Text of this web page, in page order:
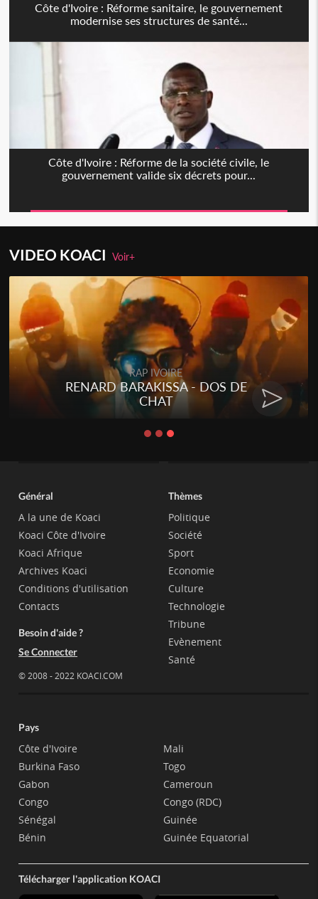
Côte d'Ivoire : Réforme sanitaire, le gouvernement
modernise ses structures de santé...
Côte d'Ivoire : Réforme de la société civile, le
gouvernement valide six décrets pour...
VIDEO KOACIVoir+
RAP IVOIRE
RENARD BARAKISSA - DOS DE
CHAT
Général
A la une de Koaci
Koaci Côte d'Ivoire
Koaci Afrique
Archives Koaci
Conditions d'utilisation
Contacts
Besoin d'aide ?
Se Connecter
© 2008 - 2022 KOACI.COM
Thèmes
Politique
Société
Sport
Economie
Culture
Technologie
Tribune
Evènement
Santé
Pays
Côte d'Ivoire
Burkina Faso
Gabon
Congo
Sénégal
Bénin
Mali
Togo
Cameroun
Congo (RDC)
Guinée
Guinée Equatorial
Télécharger l'application KOACI